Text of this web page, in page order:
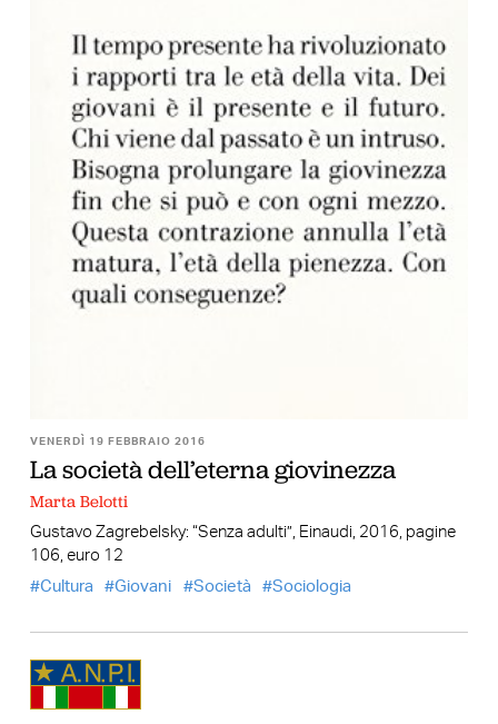
VENERDÌ 19 FEBBRAIO 2016
La società dell’eterna giovinezza
Marta Belotti
Gustavo Zagrebelsky: “Senza adulti”, Einaudi, 2016, pagine
106, euro 12
Cultura
Giovani Società Sociologia